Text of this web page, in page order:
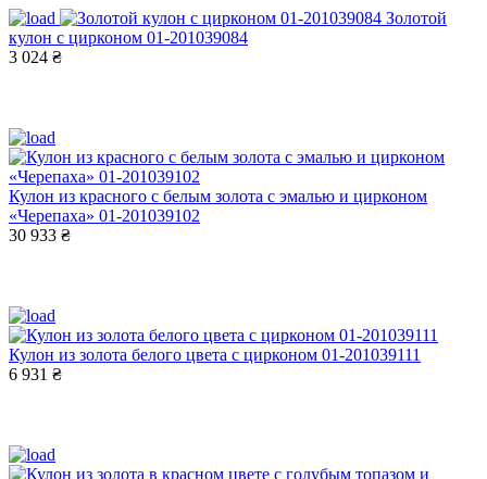
Золотой
кулон с цирконом 01-201039084
3 024 ₴
Кулон из красного с белым золота с эмалью и цирконом
«Черепаха» 01-201039102
30 933 ₴
Кулон из золота белого цвета с цирконом 01-201039111
6 931 ₴